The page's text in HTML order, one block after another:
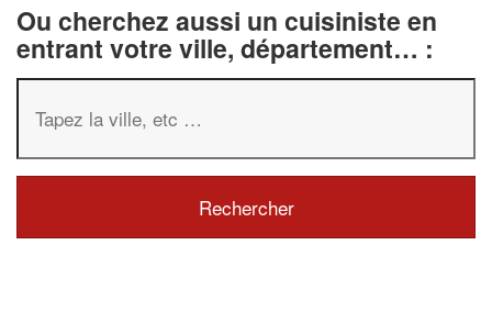
Ou cherchez aussi un cuisiniste en
entrant votre ville, département… :